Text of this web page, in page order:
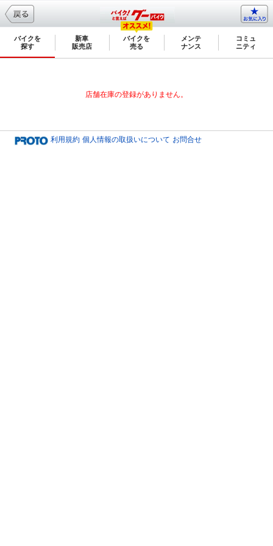
バイクを
探す
新車
販売店
バイクを
売る
メンテ
ナンス
コミュ
ニティ
店舗在庫の登録がありません。
利用規約 個人情報の取扱いについて お問合せ